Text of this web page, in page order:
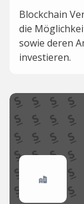
Blockchain
die
sowie deren
investieren.